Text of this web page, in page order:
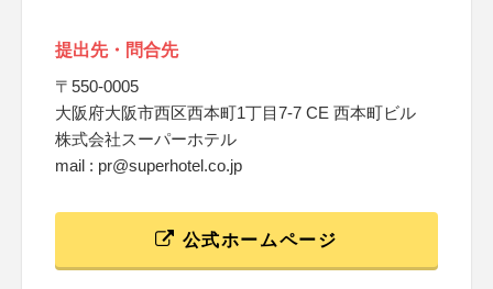
提出先・問合先
〒550-0005
大阪府大阪市西区西本町1丁目7-7 CE 西本町ビル
株式会社スーパーホテル
mail : pr@superhotel.co.jp
公式ホームページ